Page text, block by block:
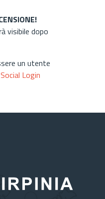
visibile dopo
un utente
Social Login